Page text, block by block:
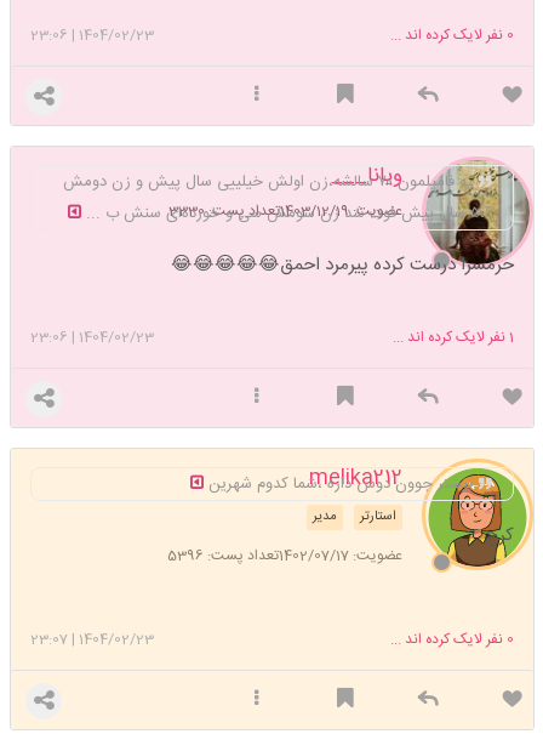
1404/02/23
|
23:06 0 نفر لایک کرده اند ...
ویانا___
عضویت: 1403/12/19 تعداد پست: 3330
یه فامیلمون ۷۰ سالشه،زن اولش خیلییی سال پیش و زن دومش
۵،۶ سال پیش فوت شد زن سومش سی و خورده‌ای سنش ب ...
حرمسرا درست کرده پیرمرد احمق😂😂😂😂😂
1404/02/23
|
23:06 1نفر لایک کرده اند ...
melika212
مدیر استارتر
عضویت: 1402/07/17 تعداد پست: 5396
بیشتر جوون دوس داره ،شما کدوم شهرین
کرج
1404/02/23
|
23:07 0 نفر لایک کرده اند ...